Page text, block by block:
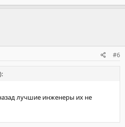
#6
лучшие инженеры их не